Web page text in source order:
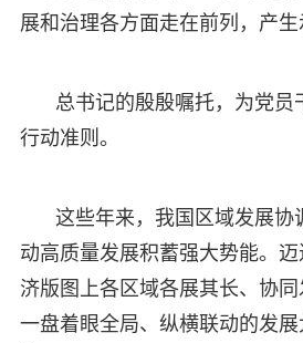
展和治理各方面走在前列，产
总书记的殷殷嘱托，为党员
行动准则。
这些年来，我国区域发展协
动高质量发展积蓄强大势能。迈
济版图上各区域各展其长、协同
一盘着眼全局、纵横联动的发